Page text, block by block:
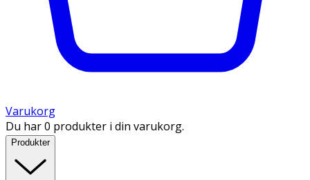
Varukorg
Du har 0 produkter i din varukorg.
Produkter